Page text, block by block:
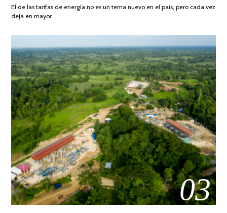
DE
El de las tarifas de energía no es un tema nuevo en el país, pero cada vez
deja en mayor …
03